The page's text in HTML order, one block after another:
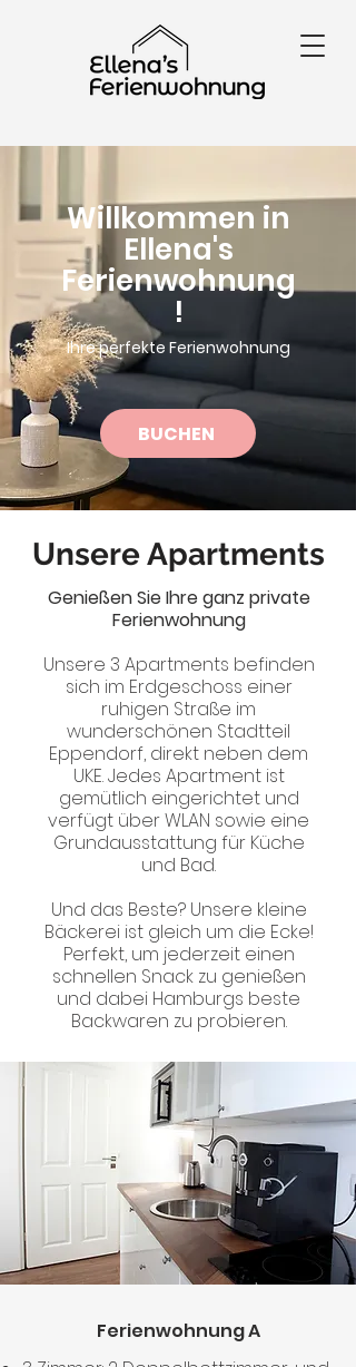
Willkommen in
Ellena's
Ferienwohnung
!
Ihre perfekte Ferienwohnung
BUCHEN
Unsere Apartments
Genießen Sie Ihre ganz private
Ferienwohnung
Unsere 3 Apartments befinden
sich im Erdgeschoss einer
ruhigen Straße im
wunderschönen Stadtteil
Eppendorf, direkt neben dem
UKE. Jedes Apartment ist
gemütlich eingerichtet und
verfügt über WLAN sowie eine
Grundausstattung für Küche
und Bad.
Und das Beste? Unsere kleine
Bäckerei ist gleich um die Ecke!
Perfekt, um jederzeit einen
schnellen Snack zu genießen
und dabei Hamburgs beste
Backwaren zu probieren.
Ferienwohnung A